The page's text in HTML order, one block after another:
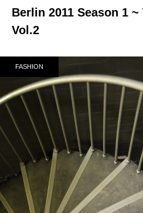
Berlin 2011 Season 1
Vol.2
FASHION